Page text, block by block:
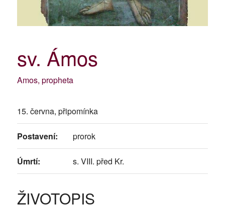
sv. Ámos
Amos, propheta
15. června, připomínka
Postavení: prorok
Úmrtí: s. VIII. před Kr.
ŽIVOTOPIS